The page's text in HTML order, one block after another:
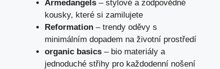
Armedangels – stylové a zodpovědné
kousky, které si zamilujete
Reformation – trendy oděvy s
minimálním dopadem na životní prostředí
organic basics – bio materiály a
jednoduché střihy pro každodenní nošení